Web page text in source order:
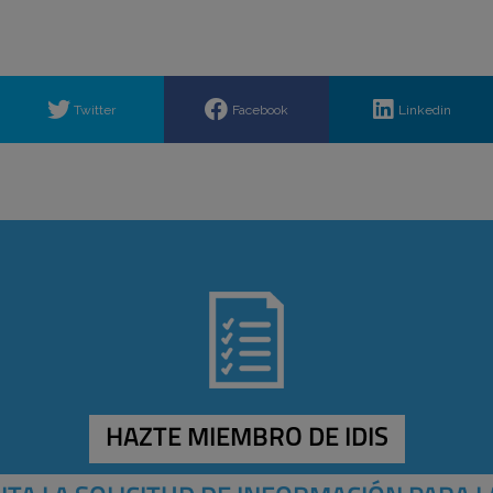
Twitter Facebook Linkedin
HAZTE MIEMBRO DE IDIS